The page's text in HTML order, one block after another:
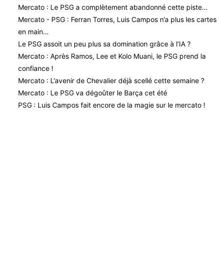
Mercato : Le PSG a complètement abandonné cette piste…
Mercato - PSG : Ferran Torres, Luis Campos n’a plus les cartes
en main…
Le PSG assoit un peu plus sa domination grâce à l’IA ?
Mercato : Après Ramos, Lee et Kolo Muani, le PSG prend la
confiance !
Mercato : L’avenir de Chevalier déjà scellé cette semaine ?
Mercato : Le PSG va dégoûter le Barça cet été
PSG : Luis Campos fait encore de la magie sur le mercato !